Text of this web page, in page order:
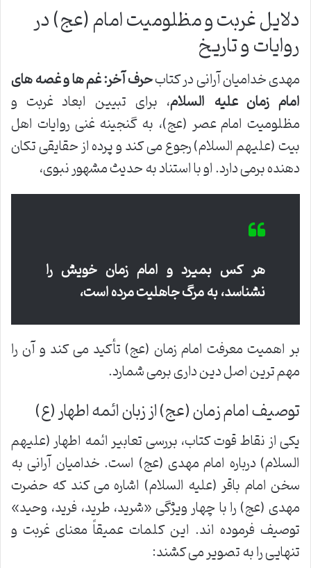
دلایل غربت و مظلومیت امام (عج) در
روایات و تاریخ
مهدی خدامیان آرانی در کتابحرف آخر: غم ها و غصه های
امام زمان علیه السلام، برای تبیین ابعاد غربت و
مظلومیت امام عصر (عج)، به گنجینه غنی روایات اهل
بیت (علیهم السلام) رجوع می کند و پرده از حقایقی تکان
دهنده برمی دارد. او با استناد به حدیث مشهور نبوی،
هر کس بمیرد و امام زمان خویش را
نشناسد، به مرگ جاهلیت مرده است،
بر اهمیت معرفت امام زمان (عج) تأکید می کند و آن را
مهم ترین اصل دین داری برمی شمارد.
توصیف امام زمان (عج) از زبان ائمه اطهار (ع)
یکی از نقاط قوت کتاب، بررسی تعابیر ائمه اطهار (علیهم
السلام) درباره امام مهدی (عج) است. خدامیان آرانی به
سخن امام باقر (علیه السلام) اشاره می کند که حضرت
مهدی (عج) را با چهار ویژگی «شرید، طرید، فرید، وحید»
توصیف فرموده اند. این کلمات عمیقاً معنای غربت و
تنهایی را به تصویر می کشند: